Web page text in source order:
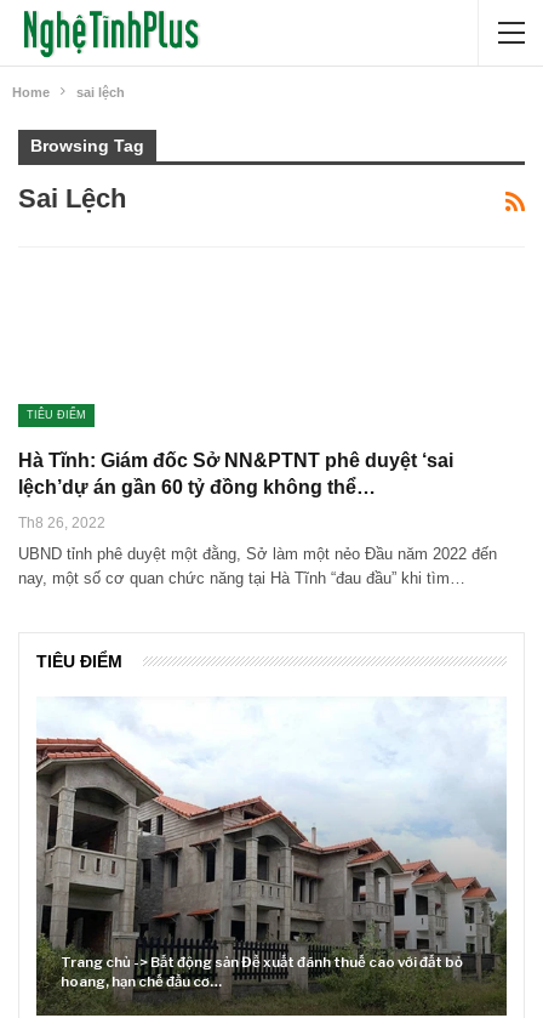
Home sai lệch
Browsing Tag
Sai Lệch
TIÊU ĐIỂM
Hà Tĩnh: Giám đốc Sở NN&PTNT phê duyệt ‘sai
lệch’dự án gần 60 tỷ đồng không thể…
Th8 26, 2022
UBND tỉnh phê duyệt một đằng, Sở làm một nẻo Đầu năm 2022 đến
nay, một số cơ quan chức năng tại Hà Tĩnh “đau đầu” khi tìm…
TIÊU ĐIỂM
Trang chủ -> Bất động sản Đề xuất đánh thuế cao với đất bỏ
hoang, hạn chế đầu cơ…